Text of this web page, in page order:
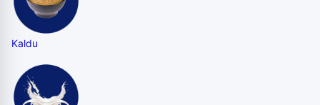
Kaldu